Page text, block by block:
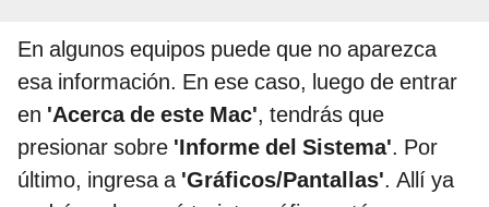
En algunos equipos puede que no aparezca
esa información. En ese caso, luego de entrar
en 'Acerca de este Mac', tendrás que
presionar sobre 'Informe del Sistema'. Por
último, ingresa a 'Gráficos/Pantallas'. Allí ya